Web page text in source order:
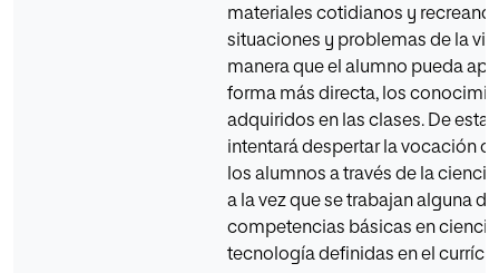
materiales cotidianos y
situaciones y problemas de la
manera que el alumno pueda
forma más directa, los
adquiridos en las clases. De esta
intentará despertar la vocación
los alumnos a través de la
a la vez que se trabajan alguna
competencias básicas en
tecnología definidas en el